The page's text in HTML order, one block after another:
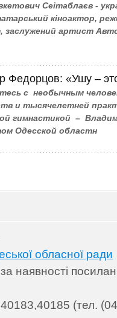
Сеітаблаєв -
кіноактор,
заслужений артист
Федорцов: «Ушу –
с необычным
и тысячелетней
гимнастикой –
Одесской областн
обласної ради
за наявності
(тел.